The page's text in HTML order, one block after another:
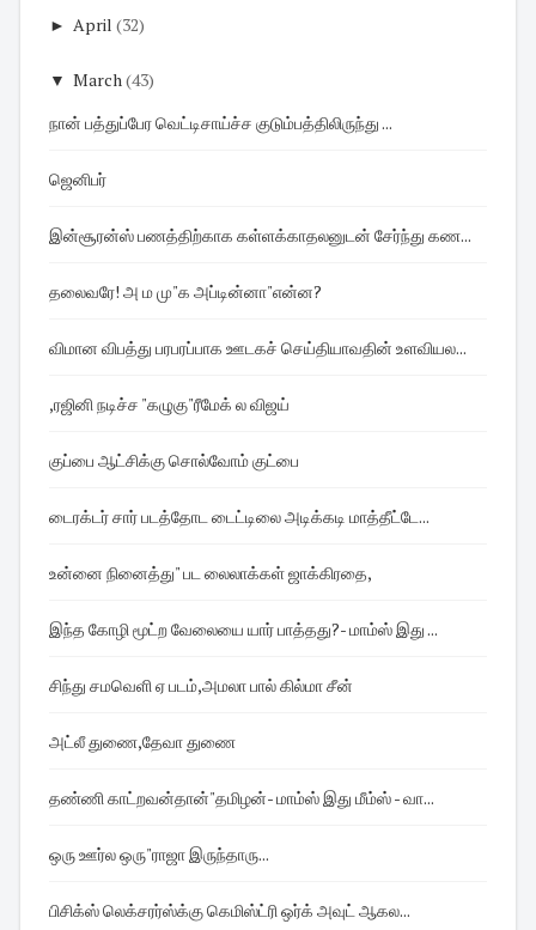
► April (32)
▼ March(43)
நான் பத்துப்பேர வெட்டிசாய்ச்ச குடும்பத்திலிருந்து ...
ஜெனிபர்
இன்சூரன்ஸ் பணத்திற்காக கள்ளக்காதலனுடன் சேர்ந்து கண...
தலைவரே! அ ம மு"க அப்டின்னா"என்ன?
விமான விபத்து பரபரப்பாக ஊடகச் செய்தியாவதின் உளவியல...
,ரஜினி நடிச்ச "கழுகு"ரீமேக் ல விஜய்
குப்பை ஆட்சிக்கு சொல்வோம் குட்பை
டைரக்டர் சார் படத்தோட டைட்டிலை அடிக்கடி மாத்தீட்டே...
உன்னை நினைத்து" பட லைலாக்கள் ஜாக்கிரதை,
இந்த கோழி மூட்ற வேலையை யார் பாத்தது?- மாம்ஸ் இது ...
சிந்து சமவெளி ஏ படம்,அமலா பால் கில்மா சீன்
அட்லீ துணை,தேவா துணை
தண்ணி காட்றவன்தான்"தமிழன்- மாம்ஸ் இது மீம்ஸ் - வா...
ஒரு ஊர்ல ஒரு"ராஜா இருந்தாரு...
பிசிக்ஸ் லெக்சரர்ஸ்க்கு கெமிஸ்ட்ரி ஒர்க் அவுட் ஆகல...